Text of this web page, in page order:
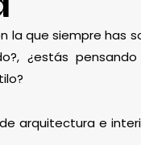
la que siempre has
¿estás
arquitectura e